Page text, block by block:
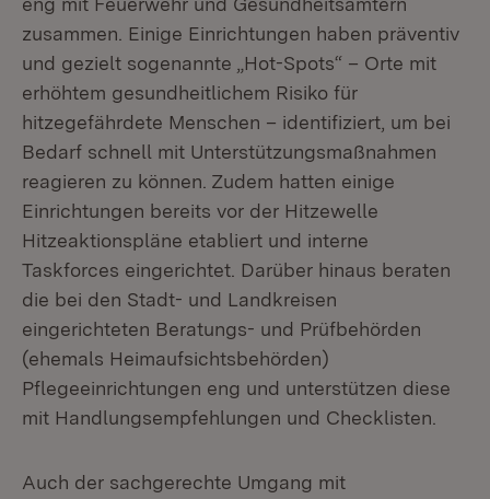
zusammen. Einige Einrichtungen haben präventiv
und gezielt sogenannte „Hot-Spots“ – Orte mit
erhöhtem gesundheitlichem Risiko für
hitzegefährdete Menschen – identifiziert, um bei
Bedarf schnell mit Unterstützungsmaßnahmen
reagieren zu können. Zudem hatten einige
Einrichtungen bereits vor der Hitzewelle
Hitzeaktionspläne etabliert und interne
Taskforces eingerichtet. Darüber hinaus beraten
die bei den Stadt- und Landkreisen
eingerichteten Beratungs- und Prüfbehörden
(ehemals Heimaufsichtsbehörden)
Pflegeeinrichtungen eng und unterstützen diese
mit Handlungsempfehlungen und Checklisten.
Auch der sachgerechte Umgang mit